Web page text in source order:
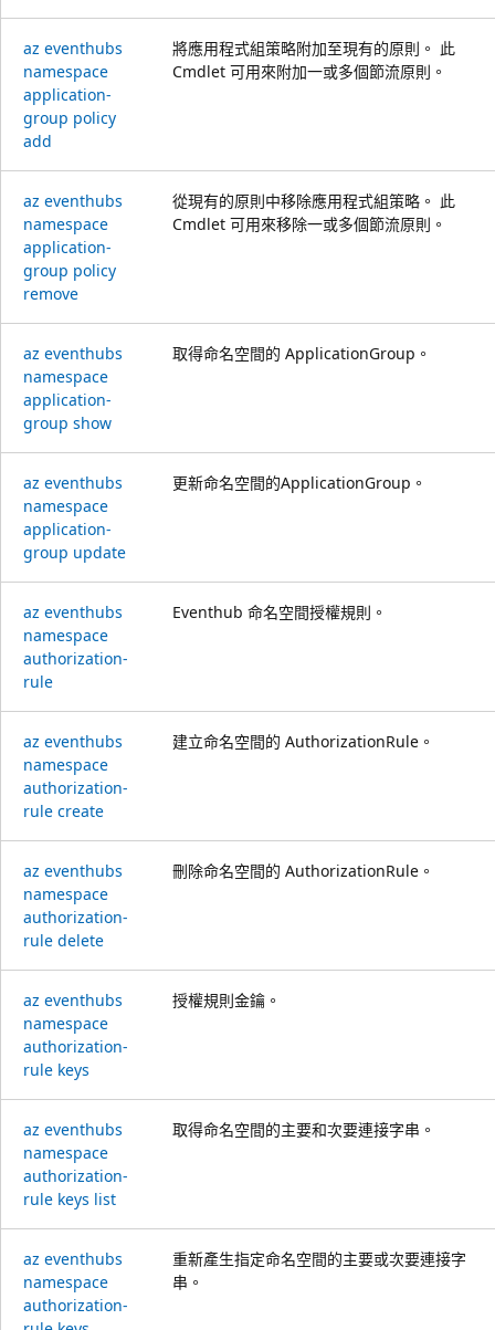
az eventhubs
namespace
application-
group policy
add
將應用程式組策略附加至現有的原則。 此
Cmdlet 可用來附加一或多個節流原則。
az eventhubs
namespace
application-
group policy
remove
從現有的原則中移除應用程式組策略。 此
Cmdlet 可用來移除一或多個節流原則。
az eventhubs
namespace
application-
group show
取得命名空間的 ApplicationGroup。
az eventhubs
namespace
application-
group update
更新命名空間的ApplicationGroup。
az eventhubs
namespace
authorization-
rule
Eventhub 命名空間授權規則。
az eventhubs
namespace
authorization-
rule create
建立命名空間的 AuthorizationRule。
az eventhubs
namespace
authorization-
rule delete
刪除命名空間的 AuthorizationRule。
az eventhubs
namespace
authorization-
rule keys
授權規則金鑰。
az eventhubs
namespace
authorization-
rule keys list
取得命名空間的主要和次要連接字串。
az eventhubs
namespace
authorization-
重新產生指定命名空間的主要或次要連接字
串。